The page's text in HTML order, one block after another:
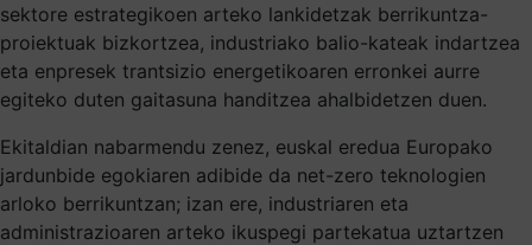
sektore estrategikoen arteko lankidetzak berrikuntza-
proiektuak bizkortzea, industriako balio-kateak indartzea
eta enpresek trantsizio energetikoaren erronkei aurre
egiteko duten gaitasuna handitzea ahalbidetzen duen.
Ekitaldian nabarmendu zenez, euskal eredua Europako
jardunbide egokiaren adibide da net-zero teknologien
arloko berrikuntzan; izan ere, industriaren eta
administrazioaren arteko ikuspegi partekatua uztartzen